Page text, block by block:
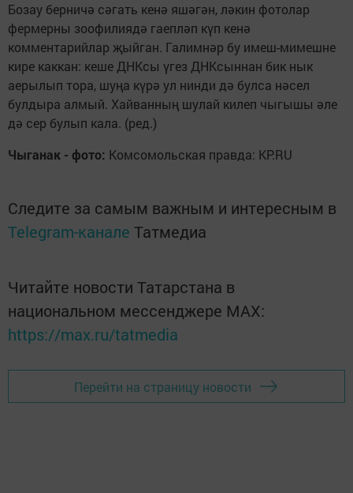
Бозау берничә сәгать кенә яшәгән, ләкин фотолар
фермерны зоофилиядә гаепләп күп кенә
комментарийлар җыйган. Галимнәр бу имеш-мимешне
кире каккан: кеше ДНКсы үгез ДНКсыннан бик нык
аерылып тора, шуңа күрә ул нинди дә булса нәсел
булдыра алмый. Хайванның шулай килеп чыгышы әле
дә сер булып кала. (ред.)
Чыганак - фото: Комсомольская правда: KP.RU
Следите за самым важным и интересным в
Telegram-канале Татмедиа
Читайте новости Татарстана в
национальном мессенджере MАХ:
https://max.ru/tatmedia
Перейти на страницу новости